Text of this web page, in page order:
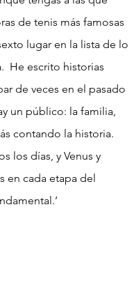
de tenis más famosas
lugar en la lista de lo
He escrito historias
de veces en el pasado
un público: la familia,
contando la historia.
los días, y Venus y
en cada etapa del